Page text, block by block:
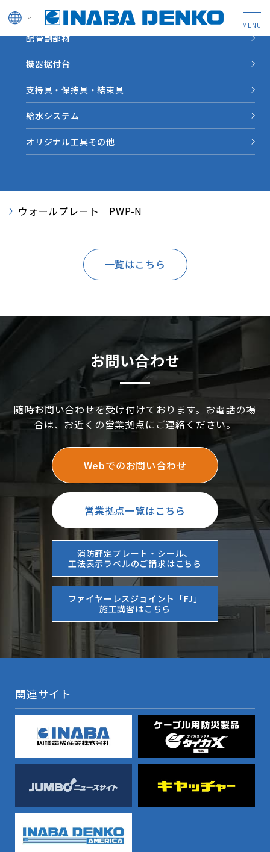
ドレン管
配管副部材
機器据付台
支持具・保持具・結束具
給水システム
オリジナル工具その他
HOME 新着情報 スリムダクトPD 仕様図面を追加
新着情報
2015.01.16 更新情報
スリムダクトPD 仕様図面を追加
ウォールプレート PWP-N
一覧はこちら
お問い合わせ
随時お問い合わせを受け付けております。お電話の場
合は、お近くの営業拠点にご連絡ください。
Webでのお問い合わせ
営業拠点一覧はこちら
消防評定プレート・シール、
工法表示ラベルのご請求はこちら
ファイヤーレスジョイント「FJ」
施工講習はこちら
関連サイト